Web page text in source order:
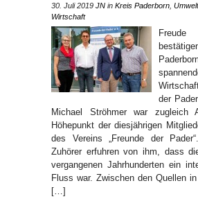
30. Juli 2019 JN in Kreis Paderborn
Wirtschaft
der
Michael Ströhmer war zugleich
Höhepunkt der diesjährigen
des Vereins „Freunde der
Zuhörer erfuhren von ihm, dass
vergangenen Jahrhunderten ein
Fluss war. Zwischen den Quellen
[…]